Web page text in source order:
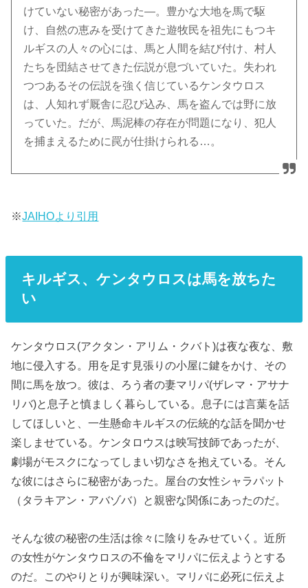
けていない秘密があった―。豊かな大地を馬で駆
け、自然の恵みを受けてきた遊牧民を祖先にもつキ
ルギスの人々の心には、馬と人間を結び付け、村人
たちを団結させてきた伝説が息づいていた。失われ
つつあるその伝説を強く信じているケンタウロス
は、人知れず厩舎に忍び込み、馬を盗んでは野に放
っていた。だが、馬泥棒の存在が問題になり、犯人
を捕まえるために罠が仕掛けられる…。
※JAIHOより引用
キルギス、ケンタウロスは馬を放ちた
い
ケンタウロス(アクタン・アリム・クバト)は夜な夜な、敷
地に侵入する。用を足す見張りの小屋に鍵をかけ、その
間に馬を放つ。彼は、ろう者の妻マリパ(ザレマ・アサナ
リバ)と息子と慎ましく暮らしている。息子には言葉を話
してほしいと、一生懸命キルギスの伝統的な話を聞かせ
楽しませている。ケンタロウスは映写技師であったが、
劇場がモスクになってしまい切なさを抱えている。そん
な彼にはさらに秘密があった。屋台の女性シャラパット
（タラキアン・アバゾバ）と親密な関係にあったのだ。
そんな彼の秘密の生活は徐々に陰りをみせていく。近所
の女性がケンタウロスの不倫をマリパに伝えようとする
のだ。このやりとりが興味深い。マリパに必死に伝えよ